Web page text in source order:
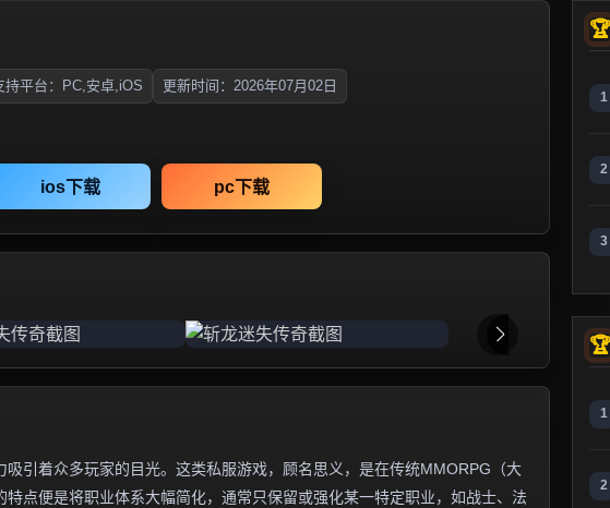
持平台：PC,安卓,iOS 更新时间：2026年07月02日
ios下载 pc下载
引着众多玩家的目光。这类私服游戏，顾名思义，是在传统MMORPG（大
点便是将职业体系大幅简化，通常只保留或强化某一特定职业，如战士、法
1
2
3
1
2